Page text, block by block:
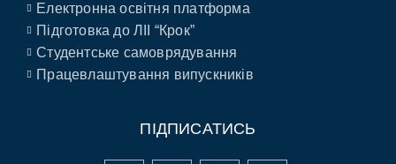
Електронна освітня платформа
Підготовка до ЛІІ “Крок”
Студентське самоврядування
Працевлаштування випускників
ПІДПИСАТИСЬ